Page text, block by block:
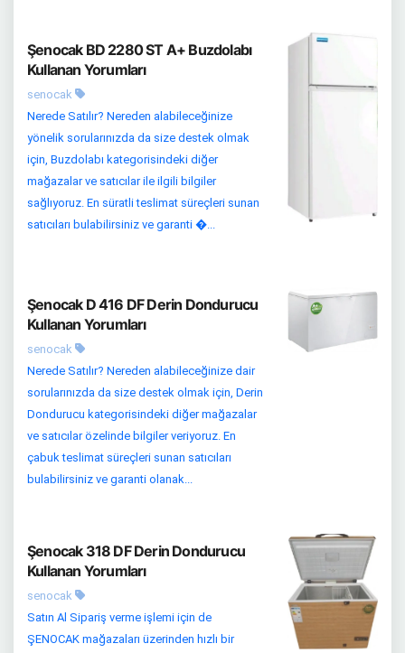
Şenocak BD 2280 ST A+ Buzdolabı
Kullanan Yorumları
senocak
Nerede Satılır? Nereden alabileceğinize
yönelik sorularınızda da size destek olmak
için, Buzdolabı kategorisindeki diğer
mağazalar ve satıcılar ile ilgili bilgiler
sağlıyoruz. En süratli teslimat süreçleri sunan
satıcıları bulabilirsiniz ve garanti �...
Şenocak D 416 DF Derin Dondurucu
Kullanan Yorumları
senocak
Nerede Satılır? Nereden alabileceğinize dair
sorularınızda da size destek olmak için, Derin
Dondurucu kategorisindeki diğer mağazalar
ve satıcılar özelinde bilgiler veriyoruz. En
çabuk teslimat süreçleri sunan satıcıları
bulabilirsiniz ve garanti olanak...
Şenocak 318 DF Derin Dondurucu
Kullanan Yorumları
senocak
Satın Al Sipariş verme işlemi için de
ŞENOCAK mağazaları üzerinden hızlı bir